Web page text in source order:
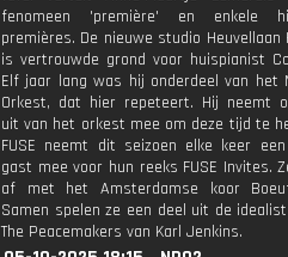
fenomeen 'première' en enkele
premières. De nieuwe studio Heuvellaan
is vertrouwde grond voor huispianist
Elf jaar lang was hij onderdeel van het
Orkest, dat hier repeteert. Hij neemt
uit van het orkest mee om deze tijd te
FUSE neemt dit seizoen elke keer
gast mee voor hun reeks FUSE Invites.
af met het Amsterdamse koor
Samen spelen ze een deel uit de
The Peacemakers van Karl Jenkins.